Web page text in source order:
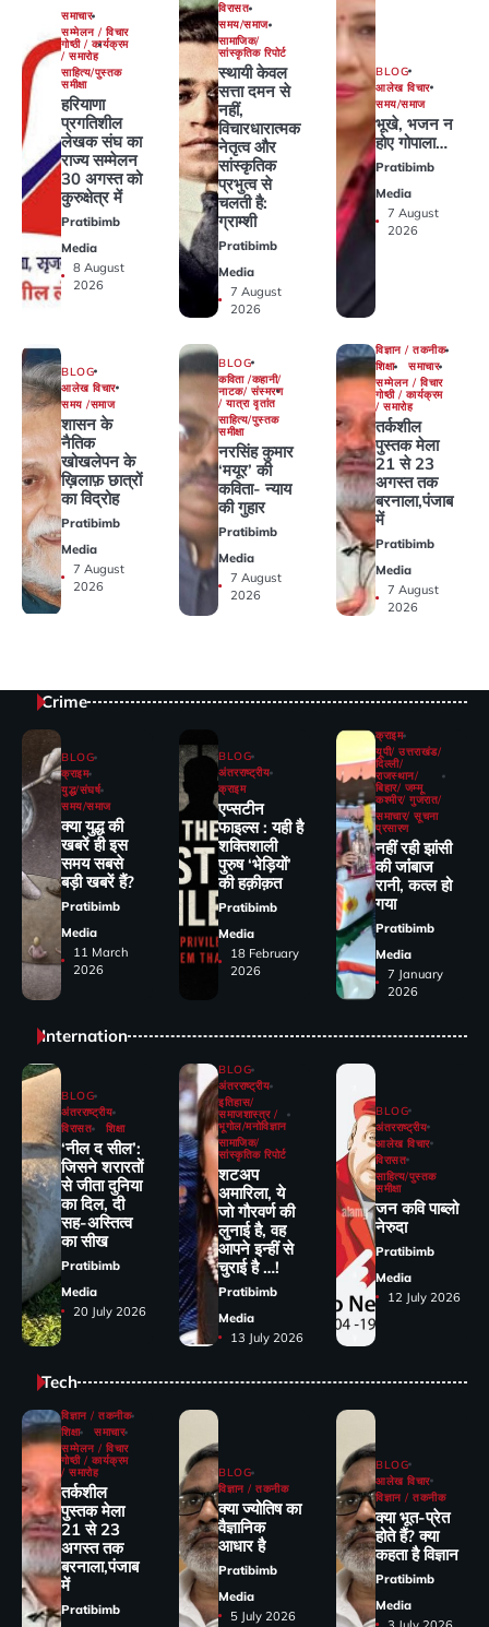
समाचार
सम्मेलन / विचार
गोष्ठी / कार्यक्रम
/ समारोह
साहित्य/पुस्तक
समीक्षा
हरियाणा
प्रगतिशील
लेखक संघ का
राज्य सम्मेलन
30 अगस्त को
कुरुक्षेत्र में
Pratibimb
Media
8 August
2026
विरासत
समय/समाज
सामाजिक/
सांस्कृतिक रिपोर्ट
स्थायी केवल
सत्ता दमन से
नहीं,
विचारधारात्मक
नेतृत्व और
सांस्कृतिक
प्रभुत्व से
चलती है:
ग्राम्शी
Pratibimb
Media
7 August
2026
BLOG
आलेख विचार
समय/समाज
भूखे, भजन न
होए गोपाला…
Pratibimb
Media
7 August
2026
BLOG
आलेख विचार
समय /समाज
शासन के
नैतिक
खोखलेपन के
ख़िलाफ़ छात्रों
का विद्रोह
Pratibimb
Media
7 August
2026
BLOG
कविता /कहानी/
नाटक/ संस्मरण
/ यात्रा वृतांत
साहित्य/पुस्तक
समीक्षा
नरसिंह कुमार
‘मयूर’ की
कविता- न्याय
की गुहार
Pratibimb
Media
7 August
2026
विज्ञान / तकनीक
शिक्षा
समाचार
सम्मेलन / विचार
गोष्ठी / कार्यक्रम
/ समारोह
तर्कशील
पुस्तक मेला
21 से 23
अगस्त तक
बरनाला,पंजाब
में
Pratibimb
Media
7 August
2026
Crime
BLOG
क्राइम
युद्ध/संघर्ष
समय/समाज
क्या युद्ध की
खबरें ही इस
समय सबसे
बड़ी खबरें हैं?
Pratibimb
Media
11 March
2026
BLOG
अंतरराष्ट्रीय
क्राइम
एप्सटीन
फाइल्स : यही है
शक्तिशाली
पुरुष ‘भेड़ियों’
की हक़ीक़त
Pratibimb
Media
18 February
2026
क्राइम
यूपी/ उत्तराखंड/
दिल्ली/
राजस्थान/
बिहार/ जम्मू
कश्मीर/ गुजरात/
समाचार/ सूचना
प्रसारण
नहीं रही झांसी
की जांंबाज
रानी, कत्‍ल हो
गया
Pratibimb
Media
7 January
2026
Internation
BLOG
अंतरराष्ट्रीय
विरासत
शिक्षा
‘नील द सील’:
जिसने शरारतों
से जीता दुनिया
का दिल, दी
सह-अस्तित्व
का सीख
Pratibimb
Media
20 July 2026
BLOG
अंतरराष्ट्रीय
इतिहास/
समाजशास्त्र /
भूगोल/मनोविज्ञान
सामाजिक/
सांस्कृतिक रिपोर्ट
शटअप
अमारिला, ये
जो गौरवर्ण की
लुनाई है, वह
आपने इन्हीं से
चुराई है …!
Pratibimb
Media
13 July 2026
BLOG
अंतरराष्ट्रीय
आलेख विचार
विरासत
साहित्य/पुस्तक
समीक्षा
जन कवि पाब्लो
नेरुदा
Pratibimb
Media
12 July 2026
Tech
विज्ञान / तकनीक
शिक्षा
समाचार
सम्मेलन / विचार
गोष्ठी / कार्यक्रम
/ समारोह
तर्कशील
पुस्तक मेला
21 से 23
अगस्त तक
बरनाला,पंजाब
में
Pratibimb
BLOG
विज्ञान / तकनीक
क्या ज्योतिष का
वैज्ञानिक
आधार है
Pratibimb
Media
5 July 2026
BLOG
आलेख विचार
विज्ञान / तकनीक
क्या भूत-प्रेत
होते हैं? क्या
कहता है विज्ञान
Pratibimb
Media